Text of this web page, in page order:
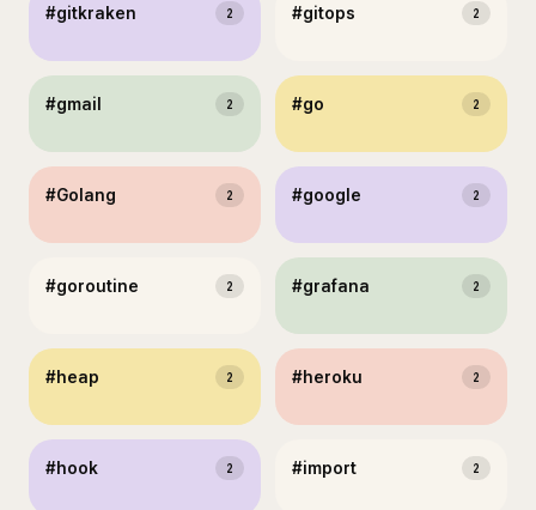
#gitkraken 2 #gitops 2
#gmail 2 #go 2
#Golang 2 #google 2
#goroutine 2 #grafana 2
#heap 2 #heroku 2
#hook 2 #import 2